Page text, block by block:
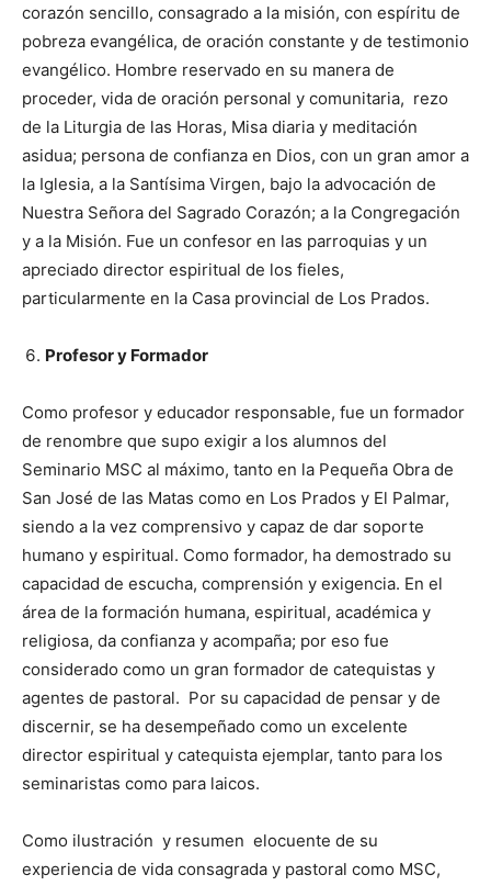
corazón sencillo, consagrado a la misión, con espíritu de
pobreza evangélica, de oración constante y de testimonio
evangélico. Hombre reservado en su manera de
proceder, vida de oración personal y comunitaria, rezo
de la Liturgia de las Horas, Misa diaria y meditación
asidua; persona de confianza en Dios, con un gran amor a
la Iglesia, a la Santísima Virgen, bajo la advocación de
Nuestra Señora del Sagrado Corazón; a la Congregación
y a la Misión. Fue un confesor en las parroquias y un
apreciado director espiritual de los fieles,
particularmente en la Casa provincial de Los Prados.
Profesor y Formador
Como profesor y educador responsable, fue un formador
de renombre que supo exigir a los alumnos del
Seminario MSC al máximo, tanto en la Pequeña Obra de
San José de las Matas como en Los Prados y El Palmar,
siendo a la vez comprensivo y capaz de dar soporte
humano y espiritual. Como formador, ha demostrado su
capacidad de escucha, comprensión y exigencia. En el
área de la formación humana, espiritual, académica y
religiosa, da confianza y acompaña; por eso fue
considerado como un gran formador de catequistas y
agentes de pastoral. Por su capacidad de pensar y de
discernir, se ha desempeñado como un excelente
director espiritual y catequista ejemplar, tanto para los
seminaristas como para laicos.
Como ilustración y resumen elocuente de su
experiencia de vida consagrada y pastoral como MSC,